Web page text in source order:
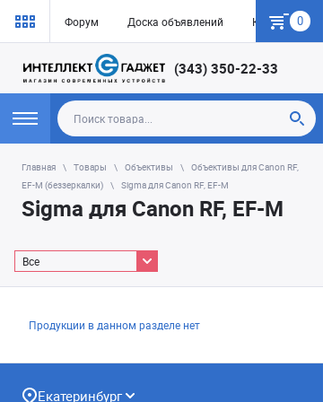
Форум Доска объявлений Как купить
0
(343) 350-22-33
Главная Товары Объективы
Объективы для Canon RF,
EF-M (беззеркалки)
Sigma для Canon RF, EF-M
Sigma для Canon RF, EF-M
Все
Продукции в данном разделе нет
Екатеринбург